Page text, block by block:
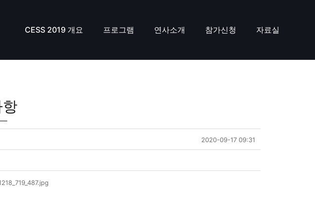
CESS 2019 개요 프로그램 연사소개 참가신청 자료실
2020-09-17 09:31